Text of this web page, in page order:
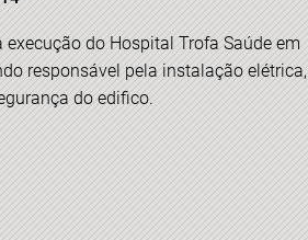
execução do Hospital Trofa Saúde em
responsável pela instalação elétrica,
do edifico.